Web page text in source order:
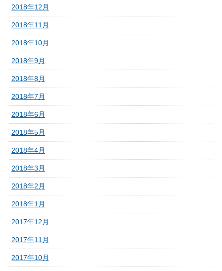
2018年12月
2018年11月
2018年10月
2018年9月
2018年8月
2018年7月
2018年6月
2018年5月
2018年4月
2018年3月
2018年2月
2018年1月
2017年12月
2017年11月
2017年10月